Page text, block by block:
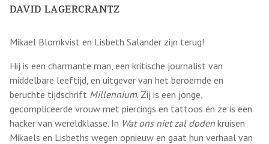
DAVID LAGERCRANTZ
Mikael Blomkvist en Lisbeth Salander zijn terug!
Hij is een charmante man, een kritische journalist van
middelbare leeftijd, en uitgever van het beroemde en
beruchte tijdschrift Millennium. Zij is een jonge,
gecompliceerde vrouw met piercings en tattoos én ze is een
hacker van wereldklasse. In Wat ons niet zal doden kruisen
Mikaels en Lisbeths wegen opnieuw en gaat hun verhaal van